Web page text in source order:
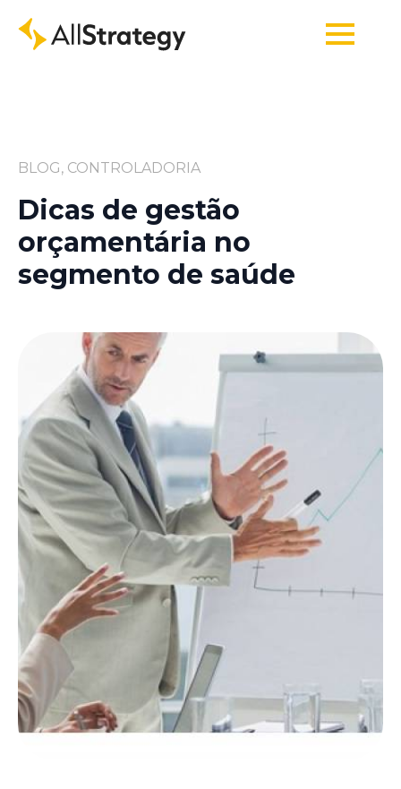
BLOG, CONTROLADORIA
Dicas de gestão
orçamentária no
segmento de saúde